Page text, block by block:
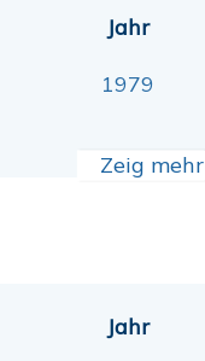
Jahr
1979
Zeig mehr
Jahr